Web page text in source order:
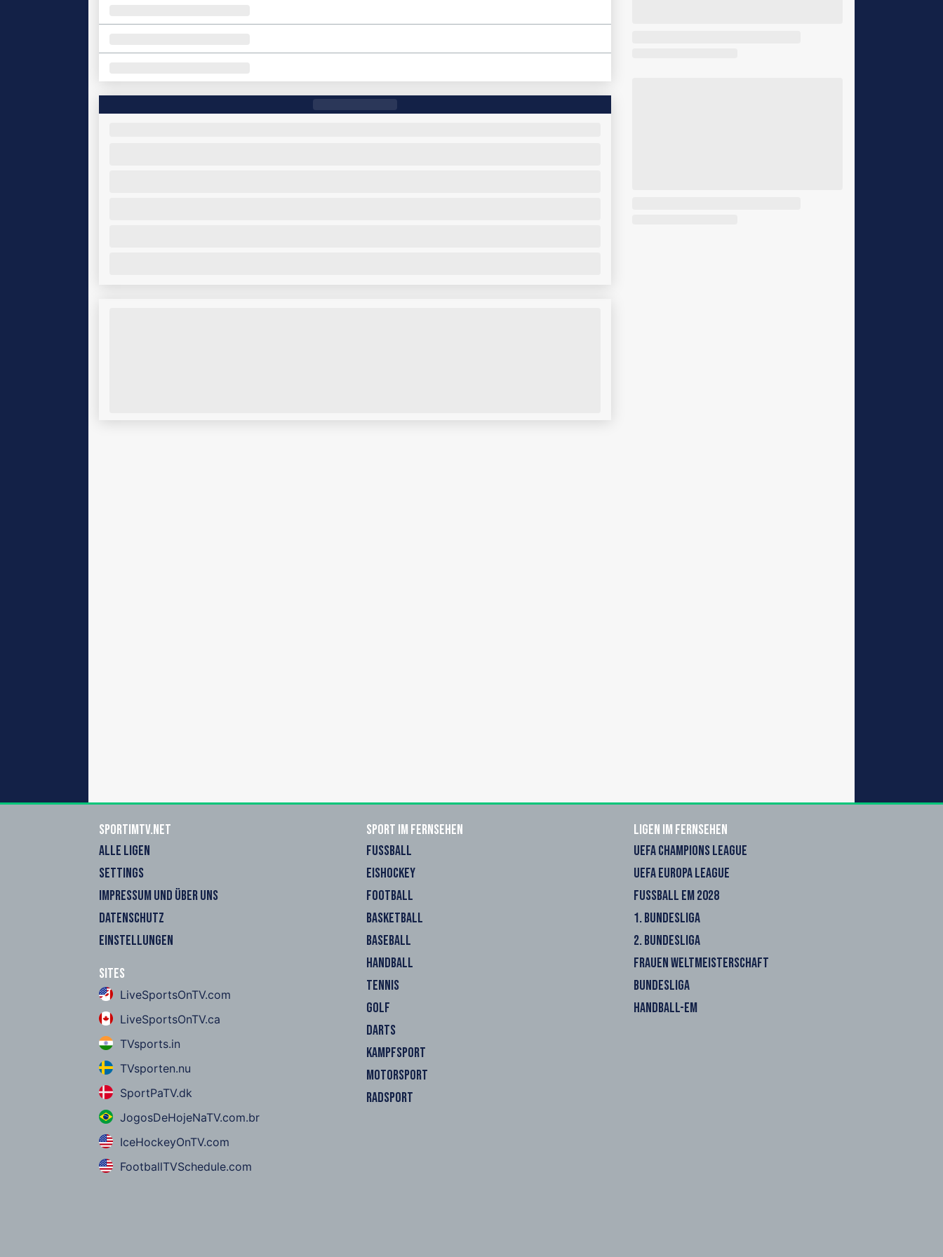
sportimtv.net
ALLE LIGEN
SETTINGS
IMPRESSUM UND ÜBER UNS
DATENSCHUTZ
EINSTELLUNGEN
Sites
LiveSportsOnTV.com
LiveSportsOnTV.ca
TVsports.in
TVsporten.nu
SportPaTV.dk
JogosDeHojeNaTV.com.br
IceHockeyOnTV.com
FootballTVSchedule.com
Sport im Fernsehen
FUSSBALL
EISHOCKEY
FOOTBALL
BASKETBALL
BASEBALL
HANDBALL
TENNIS
GOLF
DARTS
KAMPFSPORT
MOTORSPORT
RADSPORT
Ligen im Fernsehen
UEFA CHAMPIONS LEAGUE
UEFA EUROPA LEAGUE
FUSSBALL EM 2028
1. BUNDESLIGA
2. BUNDESLIGA
FRAUEN WELTMEISTERSCHAFT
BUNDESLIGA
HANDBALL-EM